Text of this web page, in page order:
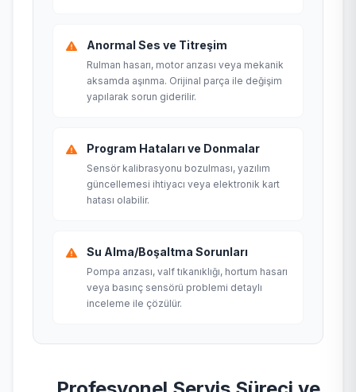
Anormal Ses ve Titreşim
Rulman hasarı, motor arızası veya mekanik
aksamda aşınma. Orijinal parça ile değişim
yapılarak sorun giderilir.
Program Hataları ve Donmalar
Sensör kalibrasyonu bozulması, yazılım
güncellemesi ihtiyacı veya elektronik kart
hatası olabilir.
Su Alma/Boşaltma Sorunları
Pompa arızası, valf tıkanıklığı, hortum hasarı
veya basınç sensörü problemi detaylı
inceleme ile çözülür.